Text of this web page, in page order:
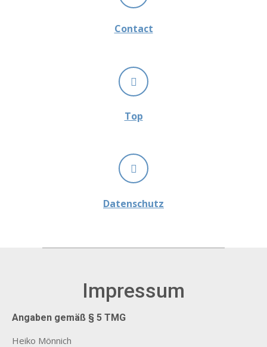
Contact
Top
Datenschutz
Impressum
Angaben gemäß § 5 TMG
Heiko Mönnich